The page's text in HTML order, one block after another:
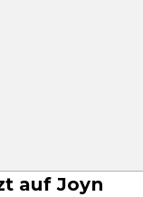
auf Joyn